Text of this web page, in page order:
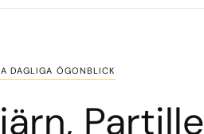
DAGLIGA ÖGONBLICK
Partille